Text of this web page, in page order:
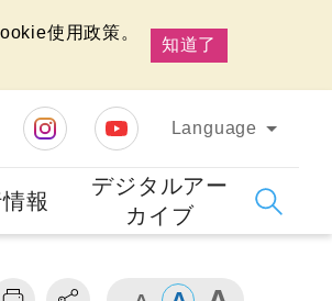
使用政策。
知道了
Language
報
デジタルアー
カイブ